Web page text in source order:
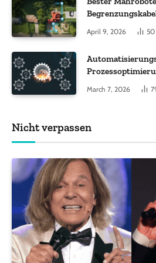
Worauf es bei
ankommt
April 9, 2026 50
Funktionen, auf
March 7, 2026
Nicht verpassen